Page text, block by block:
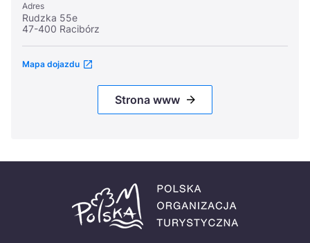
Adres
Rudzka 55e
47-400 Racibórz
Mapa dojazdu
Strona www